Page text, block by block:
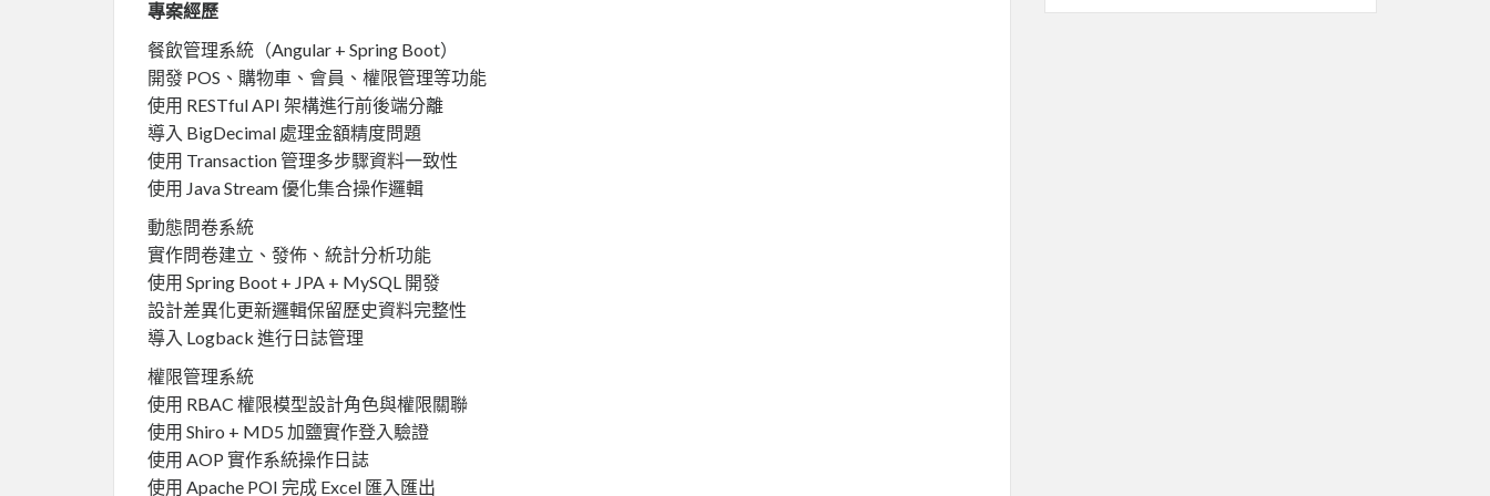
專案經歷
餐飲管理系統（Angular + Spring Boot）
開發 POS、購物車、會員、權限管理等功能
使用 RESTful API 架構進行前後端分離
導入 BigDecimal 處理金額精度問題
使用 Transaction 管理多步驟資料一致性
使用 Java Stream 優化集合操作邏輯
動態問卷系統
實作問卷建立、發佈、統計分析功能
使用 Spring Boot + JPA + MySQL 開發
設計差異化更新邏輯保留歷史資料完整性
導入 Logback 進行日誌管理
權限管理系統
使用 RBAC 權限模型設計角色與權限關聯
使用 Shiro + MD5 加鹽實作登入驗證
使用 AOP 實作系統操作日誌
使用 Apache POI 完成 Excel 匯入匯出